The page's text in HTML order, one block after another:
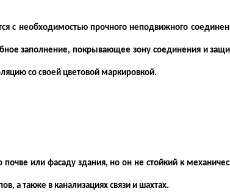
необходимостью прочного неподвижного
заполнение, покрывающее зону соединения и
со своей цветовой маркировкой.
или фасаду здания, но он не стойкий к
а также в канализациях связи и шахтах.